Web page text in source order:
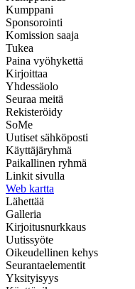
Kumppani
Sponsorointi
Komission saaja
Tukea
Paina vyöhykettä
Kirjoittaa
Yhdessäolo
Seuraa meitä
Rekisteröidy
SoMe
Uutiset sähköposti
Käyttäjäryhmä
Paikallinen ryhmä
Linkit sivulla
Web kartta
Lähettää
Galleria
Kirjoitusnurkkaus
Uutissyöte
Oikeudellinen kehys
Seurantaelementit
Yksityisyys